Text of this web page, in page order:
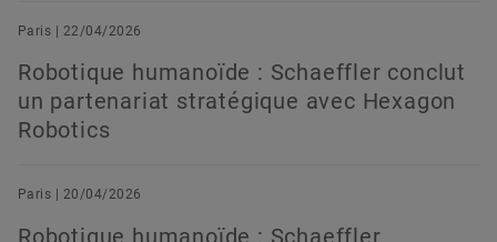
Paris | 22/04/2026
Robotique humanoïde : Schaeffler conclut
un partenariat stratégique avec Hexagon
Robotics
Paris | 20/04/2026